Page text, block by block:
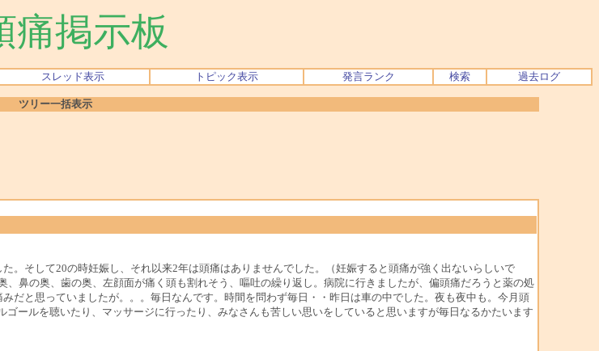
痛掲示板
スレッド表示 トピック表示 発言ランク 検索 過去ログ
ツリー一括表示
。そして20の時妊娠し、それ以来2年は頭痛はありませんでした。（妊娠すると頭痛が強く出ないらしいで
鼻の奥、歯の奥、左顔面が痛く頭も割れそう、嘔吐の繰り返し。病院に行きましたが、偏頭痛だろうと薬の処
だと思っていましたが。。。毎日なんです。時間を問わず毎日・・昨日は車の中でした。夜も夜中も。今月頭
ールを聴いたり、マッサージに行ったり、みなさんも苦しい思いをしていると思いますが毎日なるかたいます